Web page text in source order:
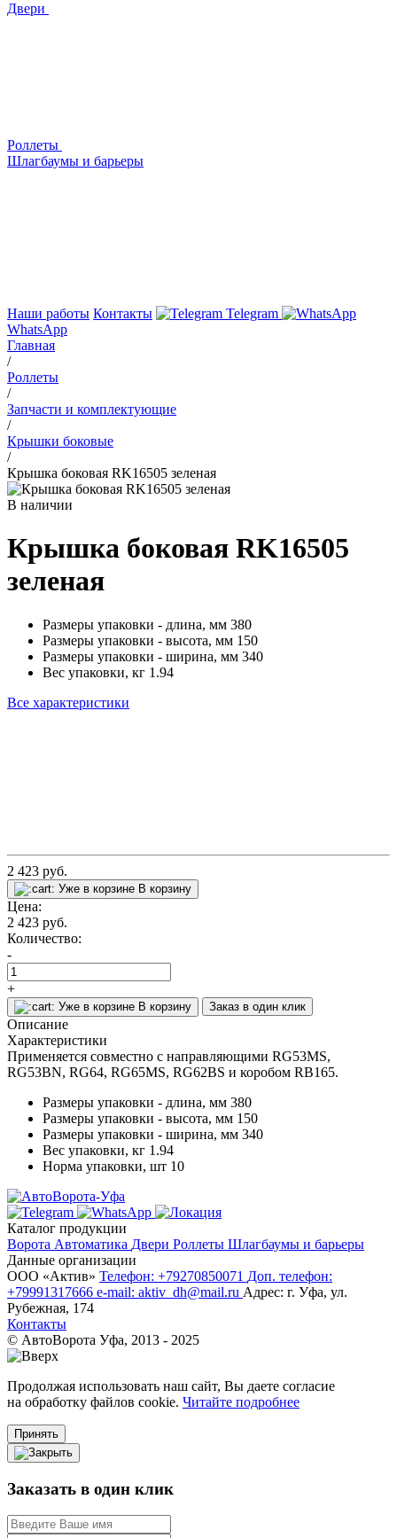
Двери
Роллеты
Шлагбаумы и барьеры
Наши работы Контакты
Telegram
WhatsApp
Главная
/
Роллеты
/
Запчасти и комплектующие
/
Крышки боковые
/
Крышка боковая RK16505 зеленая
В наличии
Крышка боковая RK16505
зеленая
Размеры упаковки - длина, мм 380
Размеры упаковки - высота, мм 150
Размеры упаковки - ширина, мм 340
Вес упаковки, кг 1.94
Все характеристики
2 423 руб.
Уже в корзине В корзину
Цена:
2 423 руб.
Количество:
-
+
Уже в корзине В корзину Заказ в один клик
Описание
Характеристики
Применяется совместно с направляющими RG53MS,
RG53BN, RG64, RG65MS, RG62BS и коробом RB165.
Размеры упаковки - длина, мм 380
Размеры упаковки - высота, мм 150
Размеры упаковки - ширина, мм 340
Вес упаковки, кг 1.94
Норма упаковки, шт 10
Каталог продукции
Ворота Автоматика Двери Роллеты Шлагбаумы и барьеры
Данные организации
ООО «‎Актив»‎ Телефон: +79270850071 Доп. телефон:
+79991317666 e-mail: aktiv_dh@mail.ru Адрес: г. Уфа, ул.
Рубежная, 174
Контакты
© АвтоВорота Уфа, 2013 - 2025
Продолжая использовать наш сайт, Вы даете согласие
на обработку файлов cookie. Читайте подробнее
Принять
Заказать в один клик